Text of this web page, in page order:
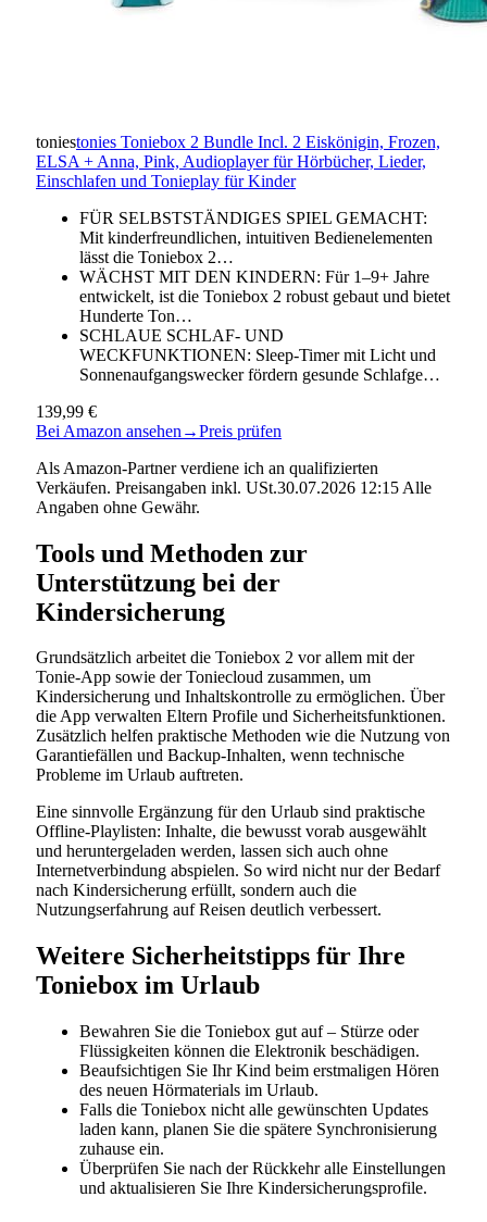
toniestonies Toniebox 2 Bundle Incl. 2 Eiskönigin, Frozen,
ELSA + Anna, Pink, Audioplayer für Hörbücher, Lieder,
Einschlafen und Tonieplay für Kinder
FÜR SELBSTSTÄNDIGES SPIEL GEMACHT:
Mit kinderfreundlichen, intuitiven Bedienelementen
lässt die Toniebox 2…
WÄCHST MIT DEN KINDERN: Für 1–9+ Jahre
entwickelt, ist die Toniebox 2 robust gebaut und bietet
Hunderte Ton…
SCHLAUE SCHLAF- UND
WECKFUNKTIONEN: Sleep-Timer mit Licht und
Sonnenaufgangswecker fördern gesunde Schlafge…
139,99 €
Bei Amazon ansehen →Preis prüfen
Als Amazon-Partner verdiene ich an qualifizierten
Verkäufen. Preisangaben inkl. USt.30.07.2026 12:15 Alle
Angaben ohne Gewähr.
Tools und Methoden zur
Unterstützung bei der
Kindersicherung
Grundsätzlich arbeitet die Toniebox 2 vor allem mit der
Tonie-App sowie der Toniecloud zusammen, um
Kindersicherung und Inhaltskontrolle zu ermöglichen. Über
die App verwalten Eltern Profile und Sicherheitsfunktionen.
Zusätzlich helfen praktische Methoden wie die Nutzung von
Garantiefällen und Backup-Inhalten, wenn technische
Probleme im Urlaub auftreten.
Eine sinnvolle Ergänzung für den Urlaub sind praktische
Offline-Playlisten: Inhalte, die bewusst vorab ausgewählt
und heruntergeladen werden, lassen sich auch ohne
Internetverbindung abspielen. So wird nicht nur der Bedarf
nach Kindersicherung erfüllt, sondern auch die
Nutzungserfahrung auf Reisen deutlich verbessert.
Weitere Sicherheitstipps für Ihre
Toniebox im Urlaub
Bewahren Sie die Toniebox gut auf – Stürze oder
Flüssigkeiten können die Elektronik beschädigen.
Beaufsichtigen Sie Ihr Kind beim erstmaligen Hören
des neuen Hörmaterials im Urlaub.
Falls die Toniebox nicht alle gewünschten Updates
laden kann, planen Sie die spätere Synchronisierung
zuhause ein.
Überprüfen Sie nach der Rückkehr alle Einstellungen
und aktualisieren Sie Ihre Kindersicherungsprofile.